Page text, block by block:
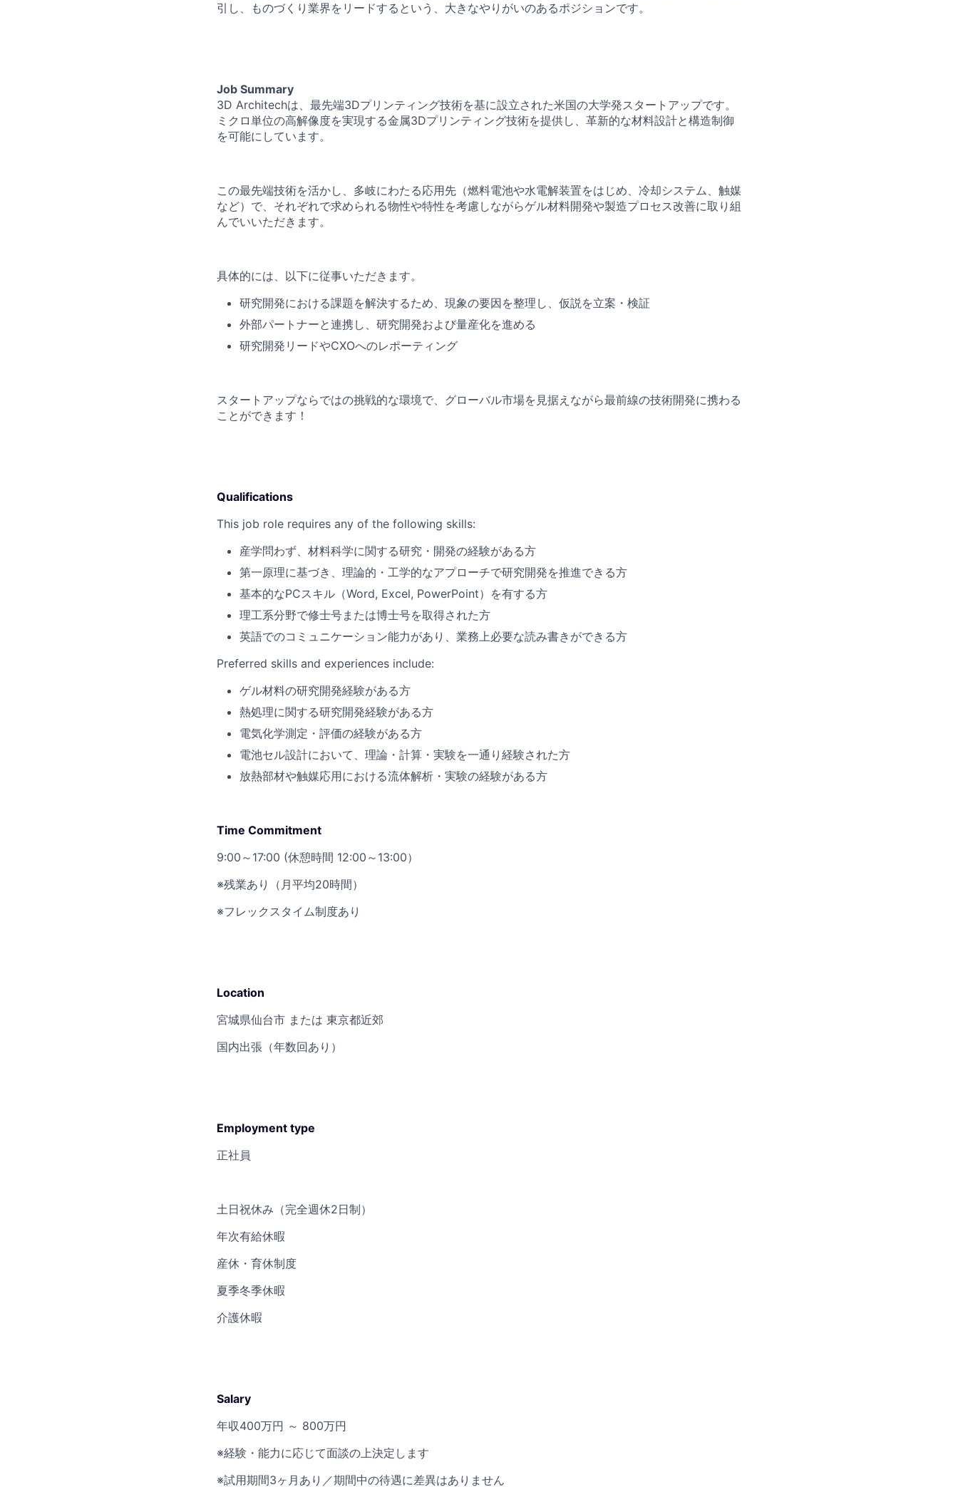
引し、ものづくり業界をリードするという、大きなやりがいのあるポジションです。
Job Summary
3D Architechは、最先端3Dプリンティング技術を基に設立された米国の大学発スタートアップです。
ミクロ単位の高解像度を実現する金属3Dプリンティング技術を提供し、革新的な材料設計と構造制御
を可能にしています。
この最先端技術を活かし、多岐にわたる応用先（燃料電池や水電解装置をはじめ、冷却システム、触媒
など）で、それぞれで求められる物性や特性を考慮しながらゲル材料開発や製造プロセス改善に取り組
んでいいただきます。
具体的には、以下に従事いただきます。
研究開発における課題を解決するため、現象の要因を整理し、仮説を立案・検証
外部パートナーと連携し、研究開発および量産化を進める
研究開発リードやCXOへのレポーティング
スタートアップならではの挑戦的な環境で、グローバル市場を見据えながら最前線の技術開発に携わる
ことができます！
Qualifications
This job role requires any of the following skills:
産学問わず、材料科学に関する研究・開発の経験がある方
第一原理に基づき、理論的・工学的なアプローチで研究開発を推進できる方
基本的なPCスキル（Word, Excel, PowerPoint）を有する方
理工系分野で修士号または博士号を取得された方
英語でのコミュニケーション能力があり、業務上必要な読み書きができる方
Preferred skills and experiences include:
ゲル材料の研究開発経験がある方
熱処理に関する研究開発経験がある方
電気化学測定・評価の経験がある方
電池セル設計において、理論・計算・実験を一通り経験された方
放熱部材や触媒応用における流体解析・実験の経験がある方
Time Commitment
9:00～17:00 (休憩時間 12:00～13:00）
※残業あり（月平均20時間）
※フレックスタイム制度あり
Location
宮城県仙台市 または 東京都近郊
国内出張（年数回あり）
Employment type
正社員
土日祝休み（完全週休2日制）
年次有給休暇
産休・育休制度
夏季冬季休暇
介護休暇
Salary
年収400万円 ～ 800万円
※経験・能力に応じて面談の上決定します
※試用期間3ヶ月あり／期間中の待遇に差異はありません